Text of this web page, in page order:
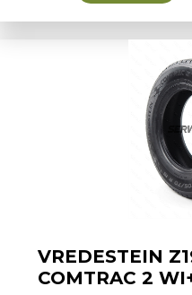
VREDESTEIN
COMTRAC 2